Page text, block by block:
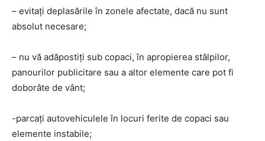
– evitați deplasările în zonele afectate, dacă nu sunt
absolut necesare;
– nu vă adăpostiți sub copaci, în apropierea stâlpilor,
panourilor publicitare sau a altor elemente care pot fi
doborâte de vânt;
-parcați autovehiculele în locuri ferite de copaci sau
elemente instabile;